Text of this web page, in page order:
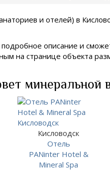
и отелей) в
описание и
на странице объекта
минеральной
Кисловодск
Отель
PANinter Hotel &
Mineral Spa